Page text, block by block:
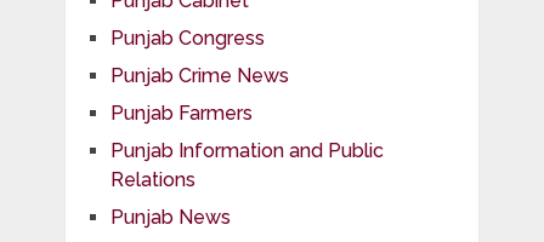
Punjab Congress
Punjab Crime News
Punjab Farmers
Punjab Information and Public
Relations
Punjab News